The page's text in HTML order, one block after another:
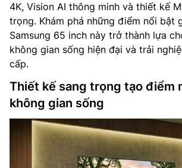
4K, Vision AI thông minh và thiết kế
trọng. Khám phá những điểm nổi bật
Samsung 65 inch này trở thành lựa
không gian sống hiện đại và trải
cấp.
Thiết kế sang trọng tạo điểm
không gian sống